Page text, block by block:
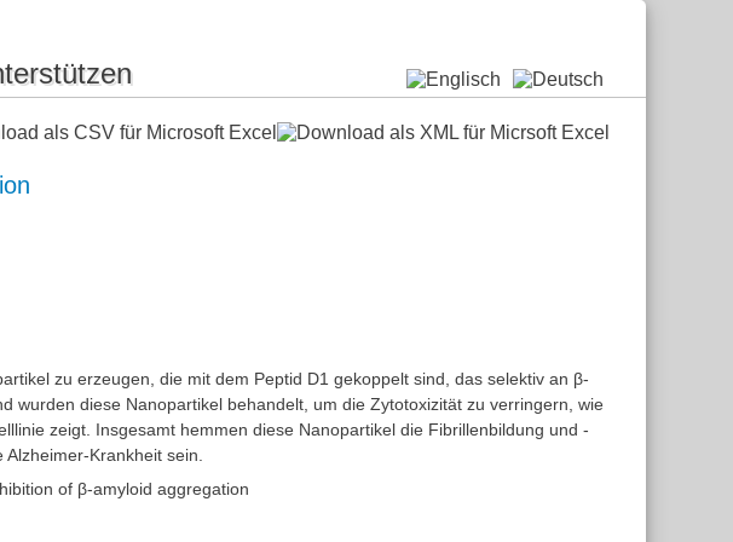
zu erzeugen, die mit dem Peptid D1 gekoppelt sind, das selektiv an β-
wurden diese Nanopartikel behandelt, um die Zytotoxizität zu verringern, wie
zeigt. Insgesamt hemmen diese Nanopartikel die Fibrillenbildung und -
Krankheit sein.
of β-amyloid aggregation